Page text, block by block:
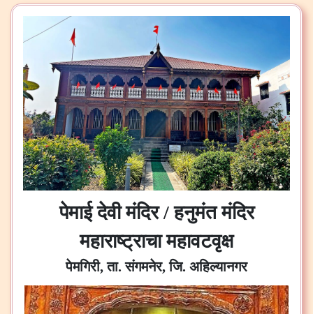
पेमाई देवी मंदिर / हनुमंत मंदिर
महाराष्ट्राचा महावटवृक्ष
पेमगिरी, ता. संगमनेर, जि. अहिल्यानगर